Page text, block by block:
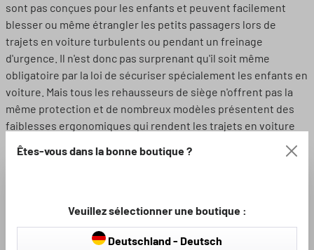
sont pas conçues pour les enfants et peuvent facilement
blesser ou même étrangler les petits passagers lors de
trajets en voiture turbulents ou pendant un freinage
d'urgence. Il n'est donc pas surprenant qu'il soit même
obligatoire par la loi de sécuriser spécialement les enfants en
voiture. Mais tous les rehausseurs de siège n'offrent pas la
même protection et de nombreux modèles présentent des
faiblesses ergonomiques qui rendent les trajets en voiture
difficiles pour les enfants.
rembourrés et parfaitement adaptés à ton enfant offrent à ta
Êtes-vous dans la bonne boutique ?
Veuillez sélectionner une boutique :
Deutschland - Deutsch